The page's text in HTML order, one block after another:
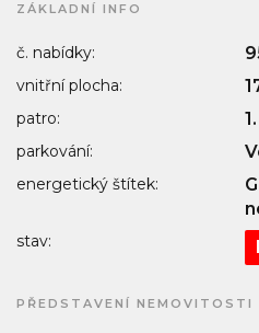
ZÁKLADNÍ INFO
č. nabídky:
vnitřní plocha:
patro:
parkování:
energetický štítek:
stav:
PŘEDSTAVENÍ NEMOVITOSTI